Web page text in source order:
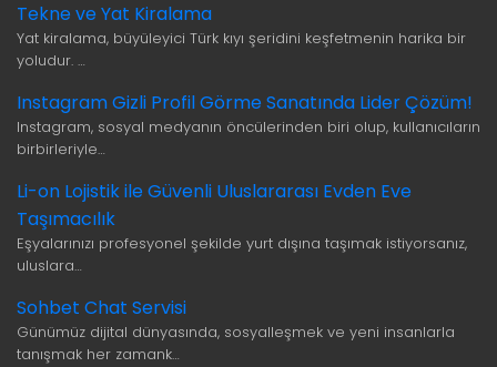
Tekne ve Yat Kiralama
Yat kiralama, büyüleyici Türk kıyı şeridini keşfetmenin harika bir
yoludur. …
Instagram Gizli Profil Görme Sanatında Lider Çözüm!
Instagram, sosyal medyanın öncülerinden biri olup, kullanıcıların
birbirleriyle…
Li-on Lojistik ile Güvenli Uluslararası Evden Eve
Taşımacılık
Eşyalarınızı profesyonel şekilde yurt dışına taşımak istiyorsanız,
uluslara…
Sohbet Chat Servisi
Günümüz dijital dünyasında, sosyalleşmek ve yeni insanlarla
tanışmak her zamank…